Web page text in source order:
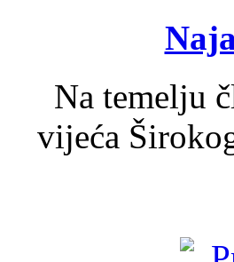
Na temelju
vijeća